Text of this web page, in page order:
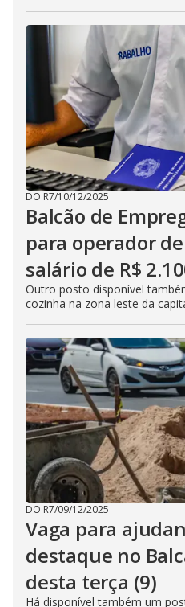
DO R7/10/12/2025
Balcão de
para operador
salário de R$
Outro posto disponível
cozinha na zona leste da
DO R7/09/12/2025
Vaga para
destaque no
desta terça (9)
Há disponível também um